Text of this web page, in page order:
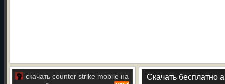
скачать counter strike mobile на
Скачать бесплатно